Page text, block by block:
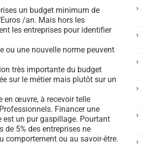
un budget minimum de
/an. Mais hors les
les entreprises pour identifier
ou une nouvelle norme peuvent
très importante du budget
sur le métier mais plutôt sur un
en œuvre, à recevoir telle
Financer une
un pur gaspillage. Pourtant
de 5% des entreprises ne
comportement ou au savoir-être.